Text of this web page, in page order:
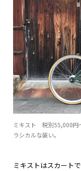
ミキスト 税別55,000円
ラシカルな装い。
ミキストはスカート